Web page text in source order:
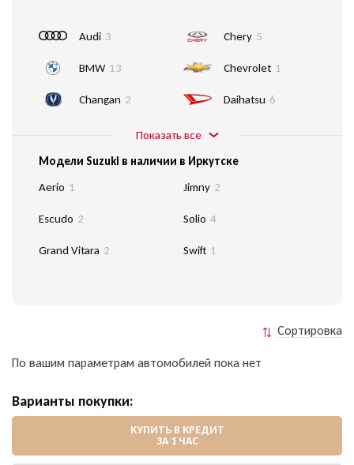
Audi 3
BMW 13
Changan 2
Chery 5
Chevrolet 1
Daihatsu 6
Показать все
Модели Suzuki в наличии в Иркутске
Aerio 1
Escudo 2
Grand Vitara 2
Jimny 2
Solio 4
Swift 1
Сортировка
По вашим параметрам автомобилей пока нет
Варианты покупки:
КУПИТЬ В КРЕДИТ
ЗА 1 ЧАС